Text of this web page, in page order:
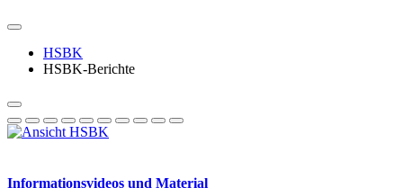
HSBK
HSBK-Berichte
Informationsvideos und Material